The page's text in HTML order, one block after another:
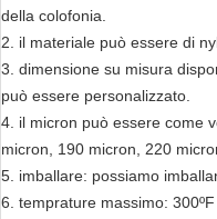
della colofonia.
2. il materiale può essere di
3. dimensione su misura
può essere personalizzato.
4. il micron può essere come
micron, 190 micron, 220
5. imballare: possiamo
6. temprature massimo: 300ºF